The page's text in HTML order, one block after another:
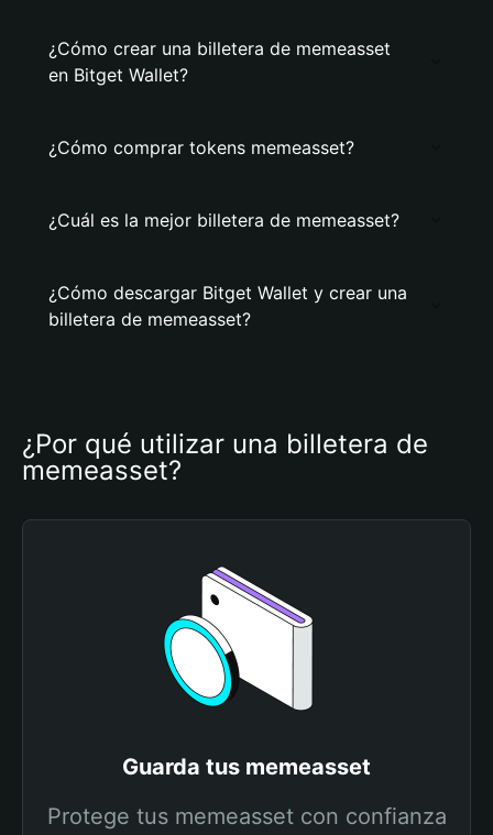
¿Cómo crear una billetera de memeasset
en Bitget Wallet?
¿Cómo comprar tokens memeasset?
¿Cuál es la mejor billetera de memeasset?
¿Cómo descargar Bitget Wallet y crear una
billetera de memeasset?
¿Por qué utilizar una billetera de
memeasset?
Guarda tus memeasset
Protege tus memeasset con confianza